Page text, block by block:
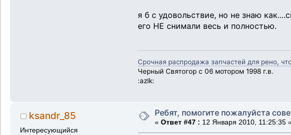
я б с удовольствие, но не знаю
его НЕ снимали весь и полностью.
Срочная распродажа запчастей для рено,
Черный Святогор с 06 мотором 1998 г.в.
:azlk:
ksandr_85
Интересующийся
Ребят, помогите пожалуйста
« Ответ #47 : 12 Января 2010, 11:25:35